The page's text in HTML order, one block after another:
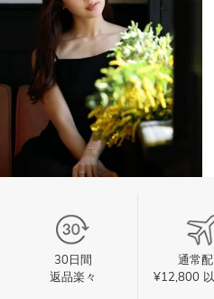
30日間
返品楽々
通常
¥12,800